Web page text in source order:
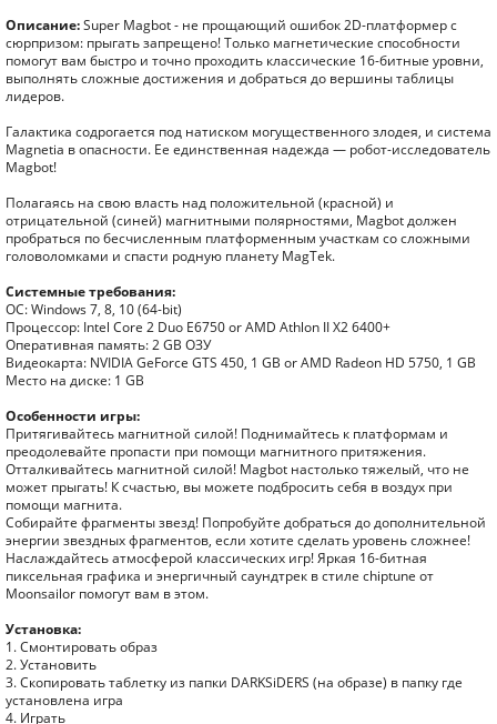
Описание:Super Magbot - не прощающий ошибок 2D-платформер с
сюрпризом: прыгать запрещено! Только магнетические способности
помогут вам быстро и точно проходить классические 16-битные уровни,
выполнять сложные достижения и добраться до вершины таблицы
лидеров.
Галактика содрогается под натиском могущественного злодея, и система
Magnetia в опасности. Ее единственная надежда — робот-исследователь
Magbot!
Полагаясь на свою власть над положительной (красной) и
отрицательной (синей) магнитными полярностями, Magbot должен
пробраться по бесчисленным платформенным участкам со сложными
головоломками и спасти родную планету MagTek.
Системные требования:
ОС: Windows 7, 8, 10 (64-bit)
Процессор: Intel Core 2 Duo E6750 or AMD Athlon II X2 6400+
Оперативная память: 2 GB ОЗУ
Видеокарта: NVIDIA GeForce GTS 450, 1 GB or AMD Radeon HD 5750, 1 GB
Место на диске: 1 GB
Особенности игры:
Притягивайтесь магнитной силой! Поднимайтесь к платформам и
преодолевайте пропасти при помощи магнитного притяжения.
Отталкивайтесь магнитной силой! Magbot настолько тяжелый, что не
может прыгать! К счастью, вы можете подбросить себя в воздух при
помощи магнита.
Собирайте фрагменты звезд! Попробуйте добраться до дополнительной
энергии звездных фрагментов, если хотите сделать уровень сложнее!
Наслаждайтесь атмосферой классических игр! Яркая 16-битная
пиксельная графика и энергичный саундтрек в стиле chiptune от
Moonsailor помогут вам в этом.
Установка:
1. Смонтировать образ
2. Установить
3. Скопировать таблетку из папки DARKSiDERS (на образе) в папку где
установлена игра
4. Играть